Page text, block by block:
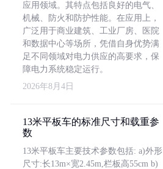
应用领域。其特点包括良好的电气、
机械、防火和防护性能。在应用上，
广泛用于商业建筑、工业厂房、医院
和数据中心等场所，凭借自身优势满
足不同领域对电力供应的高要求，保
障电力系统稳定运行。
2026年8月4日
13米平板车的标准尺寸和载重参
数
13米平板车主要技术参数包括: a)外形
尺寸:长13m×宽2.45m,栏板高55cm b)